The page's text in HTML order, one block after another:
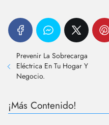
Prevenir La Sobrecarga
Eléctrica En Tu Hogar Y
Negocio.
¡Más Contenido!